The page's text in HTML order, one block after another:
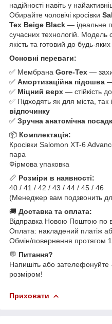
надійності навіть у
Обирайте чоловічі кросівки
Tex Beige Black — ідеальне
сучасних технологій. Модель
якість та готовий до будь-яких
Основні переваги:
✅ Мембрана Gore-Tex —
✅ Амортизаційна підошва
✅ Міцний верх — стійкість
✅ Підходять як для міста, так
відпочинку
✅ Зручна анатомічна
📦 Комплектація:
Кросівки Salomon XT-6
пара
Фірмова упаковка
📏 Розміри в наявності:
40 / 41 / 42 / 43 / 44 / 45 / 46
(Менеджер вам подзвонить
🚚 Доставка та оплата:
Відправка Новою Поштою по
Оплата: накладений платіж
Обмін/повернення протягом
💬 Питання?
Напишіть або
розміром!
Приховати